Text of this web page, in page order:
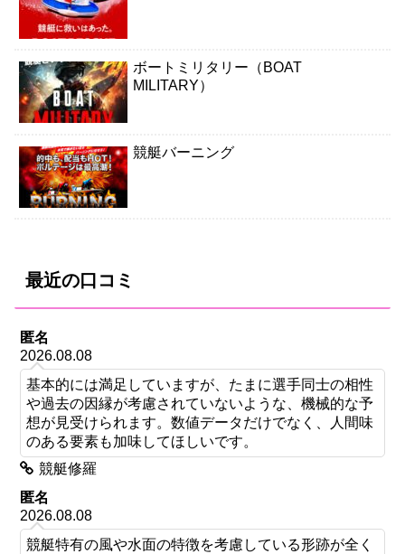
ボートミリタリー（BOAT
MILITARY）
競艇バーニング
最近の口コミ
匿名
2026.08.08
基本的には満足していますが、たまに選手同士の相性
や過去の因縁が考慮されていないような、機械的な予
想が見受けられます。数値データだけでなく、人間味
のある要素も加味してほしいです。
競艇修羅
匿名
2026.08.08
競艇特有の風や水面の特徴を考慮している形跡が全く